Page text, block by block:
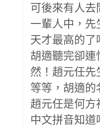
可後來有人去
一輩人中，先
天才最高的了
胡適聽完卻連
然！趙元任先
等等，胡適的
趙元任是何方
中文拼音知道